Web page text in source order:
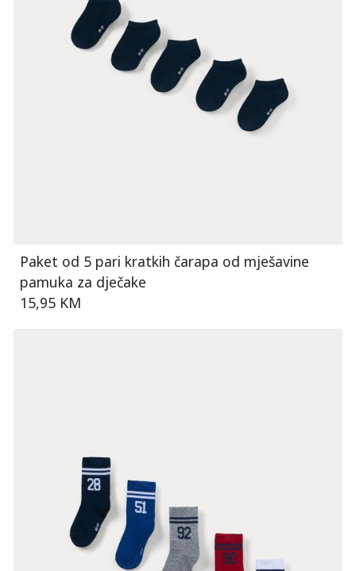
Paket od 5 pari kratkih čarapa od mješavine
pamuka za dječake
15,95 KM